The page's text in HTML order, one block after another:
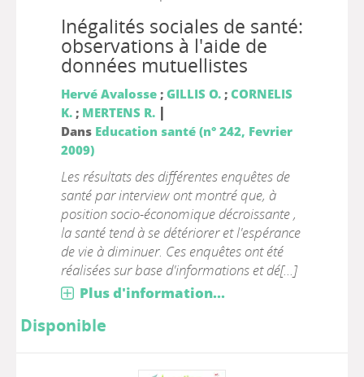
Inégalités sociales de santé:
observations à l'aide de
données mutuellistes
Hervé Avalosse; GILLIS O.; CORNELIS
K.; MERTENS R. |
Dans Education santé (n° 242, Fevrier
2009)
Les résultats des différentes enquêtes de
santé par interview ont montré que, à
position socio-économique décroissante ,
la santé tend à se détériorer et l'espérance
de vie à diminuer. Ces enquêtes ont été
réalisées sur base d'informations et dé[...]
Plus d'information...
Disponible